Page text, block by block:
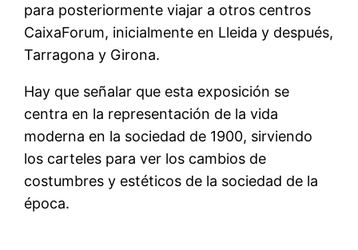
para posteriormente viajar a otros centros
CaixaForum, inicialmente en Lleida y después,
Tarragona y Girona.
Hay que señalar que esta exposición se
centra en la representación de la vida
moderna en la sociedad de 1900, sirviendo
los carteles para ver los cambios de
costumbres y estéticos de la sociedad de la
época.